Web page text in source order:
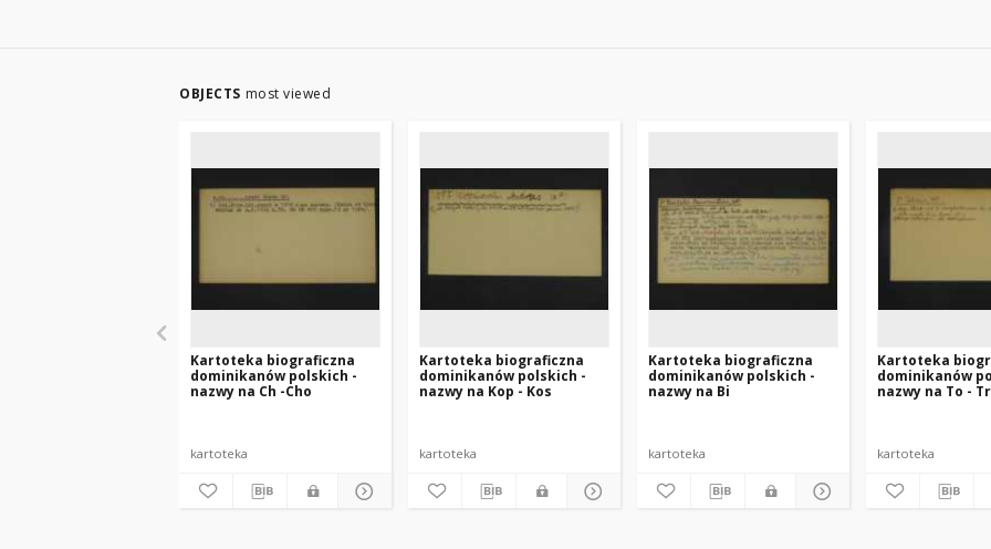
OBJECTS most viewed
Kartoteka biograficzna
dominikanów polskich -
nazwy na Ch -Cho
kartoteka
Kartoteka biograficzna
dominikanów polskich -
nazwy na Kop - Kos
kartoteka
Kartoteka biograficzna
dominikanów polskich -
nazwy na Bi
kartoteka
Kartoteka
dominikanów
nazwy na To - Tr
kartoteka